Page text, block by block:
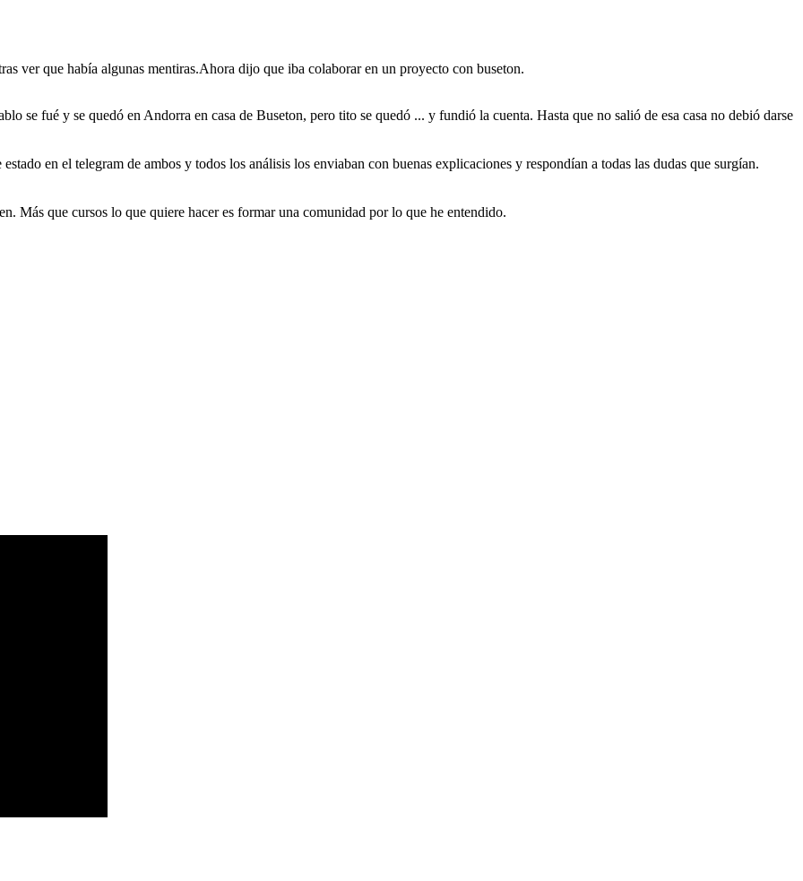
ver que había algunas mentiras.Ahora dijo que iba colaborar en un proyecto con buseton.
se fué y se quedó en Andorra en casa de Buseton, pero tito se quedó ... y fundió la cuenta. Hasta que no salió de esa casa no debió darse
en el telegram de ambos y todos los análisis los enviaban con buenas explicaciones y respondían a todas las dudas que surgían.
Más que cursos lo que quiere hacer es formar una comunidad por lo que he entendido.